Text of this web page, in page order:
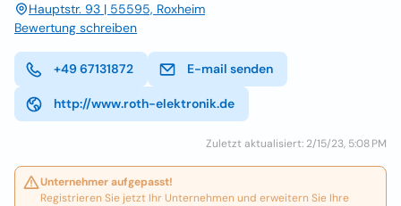
Hauptstr. 93 | 55595, Roxheim
Bewertung schreiben
+49 67131872 E-mail senden
http://www.roth-elektronik.de
Zuletzt aktualisiert: 2/15/23, 5:08 PM
Unternehmer aufgepasst!
Registrieren Sie jetzt Ihr Unternehmen und erweitern Sie Ihre